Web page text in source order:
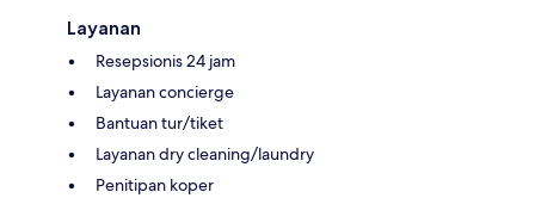
Layanan
Resepsionis 24 jam
Layanan concierge
Bantuan tur/tiket
Layanan dry cleaning/laundry
Penitipan koper